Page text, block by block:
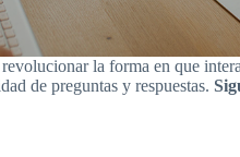
la forma en que
de preguntas y respuestas.